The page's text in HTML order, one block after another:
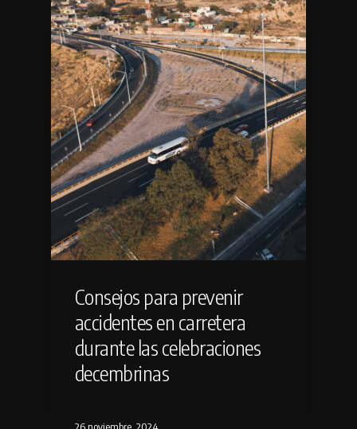
Consejos para prevenir
accidentes en carretera
durante las celebraciones
decembrinas
26 noviembre, 2024